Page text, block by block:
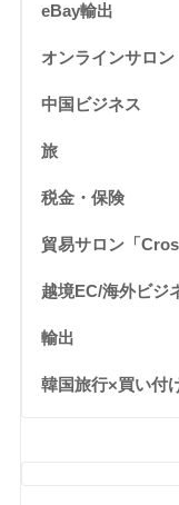
eBay輸出
オンラインサロン
中国ビジネス
旅
税金・保険
貿易サロン「
越境EC/海外ビジ
輸出
韓国旅行×買い付